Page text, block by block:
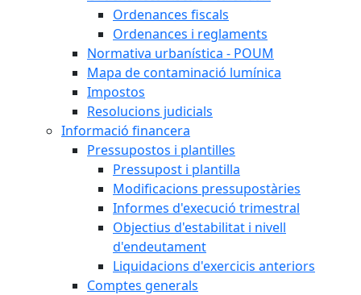
Ordenances fiscals
Ordenances i reglaments
Normativa urbanística - POUM
Mapa de contaminació lumínica
Impostos
Resolucions judicials
Informació financera
Pressupostos i plantilles
Pressupost i plantilla
Modificacions pressupostàries
Informes d'execució trimestral
Objectius d'estabilitat i nivell
d'endeutament
Liquidacions d'exercicis anteriors
Comptes generals